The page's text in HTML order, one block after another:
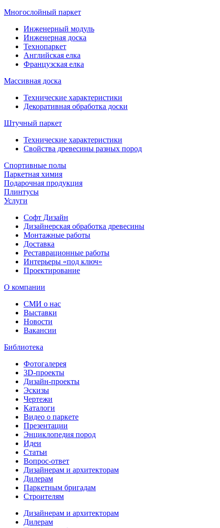
Многослойный паркет
Инженерный модуль
Инженерная доска
Технопаркет
Английская елка
Французская елка
Массивная доска
Технические характеристики
Декоративная обработка доски
Штучный паркет
Технические характеристики
Свойства древесины разных пород
Спортивные полы
Паркетная химия
Подарочная продукция
Плинтусы
Услуги
Софт Дизайн
Дизайнерская обработка древесины
Монтажные работы
Доставка
Реставрационные работы
Интерьеры «под ключ»
Проектирование
О компании
СМИ о нас
Выставки
Новости
Вакансии
Библиотека
Фотогалерея
3D-проекты
Дизайн-проекты
Эскизы
Чертежи
Каталоги
Видео о паркете
Презентации
Энциклопедия пород
Идеи
Статьи
Вопрос-ответ
Дизайнерам и архитекторам
Дилерам
Паркетным бригадам
Строителям
Дизайнерам и архитекторам
Дилерам